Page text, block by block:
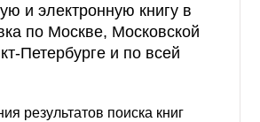
и электронную книгу в
по Москве, Московской
Петербурге и по всей
результатов поиска книг